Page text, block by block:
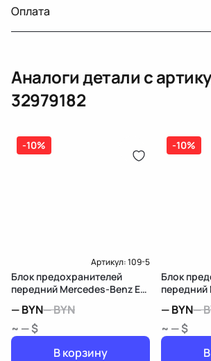
Тег
Датчик давления топлива, насос
топлива, ТНВД (бензин, дизель),
бензиновая (дизельная)
(электрическая), инжектор
дозатор-распределитель топлива
Оплата
Оплата онлайн
Карта рассрочки онлайн
Аналоги детали с
32979182
-10%
Артикул:109-5
Блок предохранителей
передний Mercedes-Benz E
—BYN—BYN
~ — $
В корзину
-10%
Блок
передний
—BYN—
~ — $